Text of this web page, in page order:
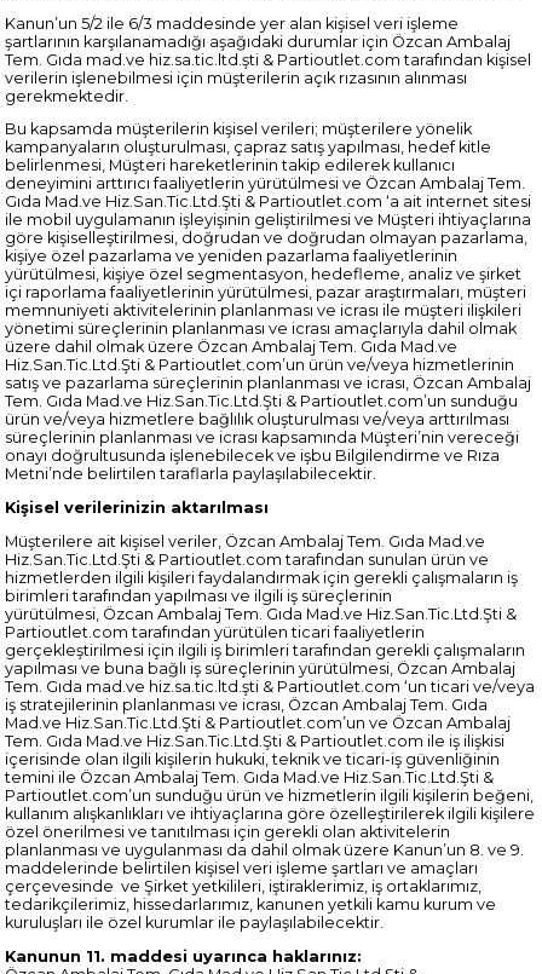
Kanun’un 5/2 ile 6/3 maddesinde yer alan kişisel veri işleme
şartlarının karşılanamadığı aşağıdaki durumlar için Özcan Ambalaj
Tem. Gıda mad.ve hiz.sa.tic.ltd.şti & Partioutlet.com tarafından kişisel
verilerin işlenebilmesi için müşterilerin açık rızasının alınması
gerekmektedir.
Bu kapsamda müşterilerin kişisel verileri; müşterilere yönelik
kampanyaların oluşturulması, çapraz satış yapılması, hedef kitle
belirlenmesi, Müşteri hareketlerinin takip edilerek kullanıcı
deneyimini arttırıcı faaliyetlerin yürütülmesi ve Özcan Ambalaj Tem.
Gıda Mad.ve Hiz.San.Tic.Ltd.Şti & Partioutlet.com ‘a ait internet sitesi
ile mobil uygulamanın işleyişinin geliştirilmesi ve Müşteri ihtiyaçlarına
göre kişiselleştirilmesi, doğrudan ve doğrudan olmayan pazarlama,
kişiye özel pazarlama ve yeniden pazarlama faaliyetlerinin
yürütülmesi, kişiye özel segmentasyon, hedefleme, analiz ve şirket
içi raporlama faaliyetlerinin yürütülmesi, pazar araştırmaları, müşteri
memnuniyeti aktivitelerinin planlanması ve icrası ile müşteri ilişkileri
yönetimi süreçlerinin planlanması ve icrası amaçlarıyla dahil olmak
üzere dahil olmak üzere Özcan Ambalaj Tem. Gıda Mad.ve
Hiz.San.Tic.Ltd.Şti & Partioutlet.com’un ürün ve/veya hizmetlerinin
satış ve pazarlama süreçlerinin planlanması ve icrası, Özcan Ambalaj
Tem. Gıda Mad.ve Hiz.San.Tic.Ltd.Şti & Partioutlet.com’un sunduğu
ürün ve/veya hizmetlere bağlılık oluşturulması ve/veya arttırılması
süreçlerinin planlanması ve icrası kapsamında Müşteri’nin vereceği
onayı doğrultusunda işlenebilecek ve işbu Bilgilendirme ve Rıza
Metni’nde belirtilen taraflarla paylaşılabilecektir.
Kişisel verilerinizin aktarılması
Müşterilere ait kişisel veriler, Özcan Ambalaj Tem. Gıda Mad.ve
Hiz.San.Tic.Ltd.Şti & Partioutlet.com tarafından sunulan ürün ve
hizmetlerden ilgili kişileri faydalandırmak için gerekli çalışmaların iş
birimleri tarafından yapılması ve ilgili iş süreçlerinin
yürütülmesi, Özcan Ambalaj Tem. Gıda Mad.ve Hiz.San.Tic.Ltd.Şti &
Partioutlet.com tarafından yürütülen ticari faaliyetlerin
gerçekleştirilmesi için ilgili iş birimleri tarafından gerekli çalışmaların
yapılması ve buna bağlı iş süreçlerinin yürütülmesi, Özcan Ambalaj
Tem. Gıda mad.ve hiz.sa.tic.ltd.şti & Partioutlet.com ‘un ticari ve/veya
iş stratejilerinin planlanması ve icrası, Özcan Ambalaj Tem. Gıda
Mad.ve Hiz.San.Tic.Ltd.Şti & Partioutlet.com’un ve Özcan Ambalaj
Tem. Gıda Mad.ve Hiz.San.Tic.Ltd.Şti & Partioutlet.com ile iş ilişkisi
içerisinde olan ilgili kişilerin hukuki, teknik ve ticari-iş güvenliğinin
temini ile Özcan Ambalaj Tem. Gıda Mad.ve Hiz.San.Tic.Ltd.Şti &
Partioutlet.com’un sunduğu ürün ve hizmetlerin ilgili kişilerin beğeni,
kullanım alışkanlıkları ve ihtiyaçlarına göre özelleştirilerek ilgili kişilere
özel önerilmesi ve tanıtılması için gerekli olan aktivitelerin
planlanması ve uygulanması da dahil olmak üzere Kanun’un 8. ve 9.
maddelerinde belirtilen kişisel veri işleme şartları ve amaçları
çerçevesinde ve Şirket yetkilileri, iştiraklerimiz, iş ortaklarımız,
tedarikçilerimiz, hissedarlarımız, kanunen yetkili kamu kurum ve
kuruluşları ile özel kurumlar ile paylaşılabilecektir.
Kanunun 11. maddesi uyarınca haklarınız: